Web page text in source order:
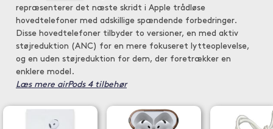
repræsenterer det næste skridt i Apple trådløse
hovedtelefoner med adskillige spændende forbedringer.
Disse hovedtelefoner tilbyder to versioner, en med aktiv
støjreduktion (ANC) for en mere fokuseret lytteoplevelse,
og en uden støjreduktion for dem, der foretrækker en
enklere model.
Læs mere airPods 4 tilbehør